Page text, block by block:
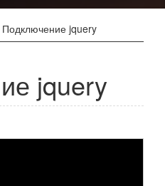
Подключение jquery
jquery